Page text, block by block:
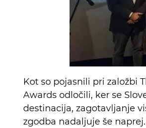
Kot so pojasnili pri založbi
Awards odločili, ker se
destinacija, zagotavljanje
zgodba nadaljuje še